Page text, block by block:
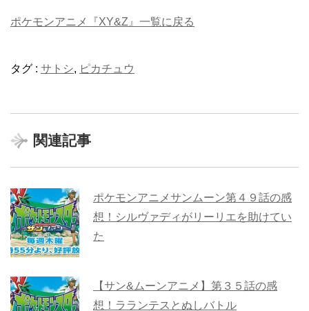
ポケモンアニメ『XY&Z』一覧に戻る
タグ : サトシ, ピカチュウ
関連記事
ポケモンアニメサンムーン第４９話の感
想！シルヴァディがリーリエを助けてい
た
【サン&ムーンアニメ】第３５話の感
想！ラランテスとぬしバトル